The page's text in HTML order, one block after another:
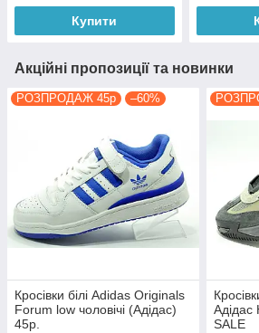
Купити
Акційні пропозиції та новинки
РОЗПРОДАЖ 45р –60%
Кросівки білі Adidas Originals
Forum low чоловічі (Адідас)
45р.
Адідас
SALE